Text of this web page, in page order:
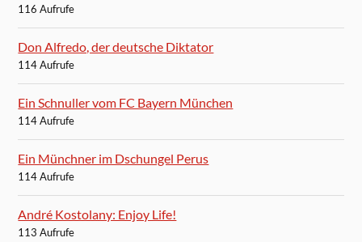
116 Aufrufe
Don Alfredo, der deutsche Diktator
114 Aufrufe
Ein Schnuller vom FC Bayern München
114 Aufrufe
Ein Münchner im Dschungel Perus
114 Aufrufe
André Kostolany: Enjoy Life!
113 Aufrufe